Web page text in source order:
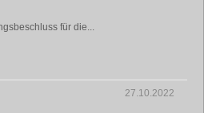
für die...
27.10.2022